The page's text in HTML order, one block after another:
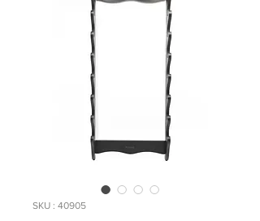
SKU : 40905